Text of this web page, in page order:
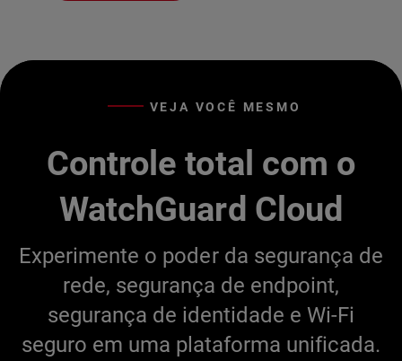
VEJA VOCÊ MESMO
Controle total com o
WatchGuard Cloud
Experimente o poder da segurança de
rede, segurança de endpoint,
segurança de identidade e Wi-Fi
seguro em uma plataforma unificada.